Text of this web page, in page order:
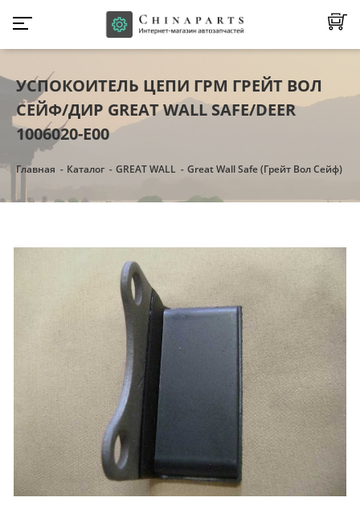
УСПОКОИТЕЛЬ ЦЕПИ ГРМ ГРЕЙТ ВОЛ
СЕЙФ/ДИР GREAT WALL SAFE/DEER
1006020-E00
Главная Каталог GREAT WALL Great Wall Safe (Грейт Вол Сейф)